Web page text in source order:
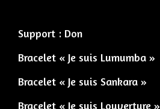
Support : Don
Bracelet « Je suis Lumumba »
Bracelet « Je suis Sankara »
Bracelet « Je suis Louverture »